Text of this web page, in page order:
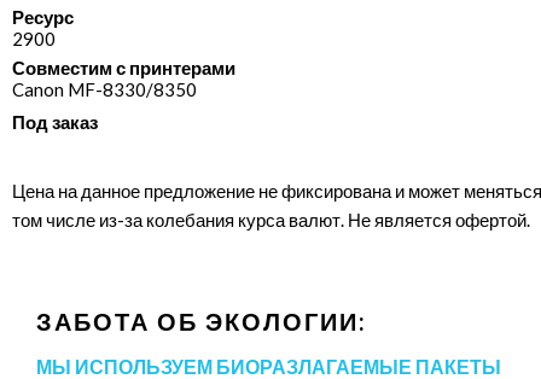
Ресурс
2900
Совместим с принтерами
Canon MF-8330/​8350
Под заказ
Цена на данное предложение не фиксирована и может
том числе из-за колебания курса валют. Не является офертой.
ЗАБОТА ОБ ЭКОЛОГИИ:
МЫ ИСПОЛЬЗУЕМ БИОРАЗЛАГАЕМЫЕ ПАКЕТЫ